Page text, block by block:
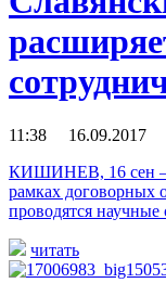
11:38 16.09.2017
КИШИНЕВ, 16 сен –
рамках договорных
проводятся
читать